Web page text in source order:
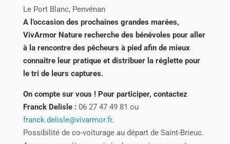
Le Port Blanc, Penvénan
A l’occasion des prochaines grandes marées,
VivArmor Nature recherche des bénévoles pour aller
à la rencontre des pêcheurs à pied afin de mieux
connaître leur pratique et distribuer la réglette pour
le tri de leurs captures.
On compte sur vous ! Pour participer, contactez
Franck Delisle :06 27 47 49 81 ou
franck.delisle@vivarmor.fr.
Possibilité de co-voiturage au départ de Saint-Brieuc.